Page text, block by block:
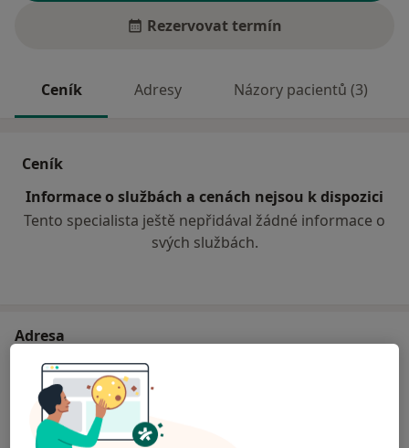
Rezervovat termín
Ceník Adresy Názory pacientů (3)
Ceník
Informace o službách a cenách nejsou k dispozici
Tento specialista ještě nepřidával žádné informace o
svých službách.
Adresa
Poliklinika Úpice s.r.o
Bratří Čapků 773,